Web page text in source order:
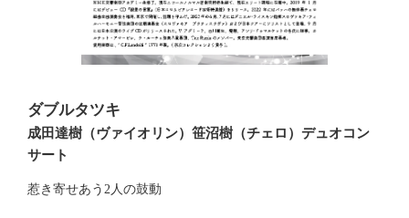
ダブルタツキ
成田達樹（ヴァイオリン）笹沼樹（チェロ）デュオコン
サート
惹き寄せあう2人の鼓動